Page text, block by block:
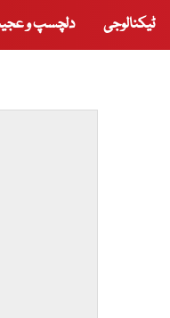
ٹیکنالوجی دلچسپ و